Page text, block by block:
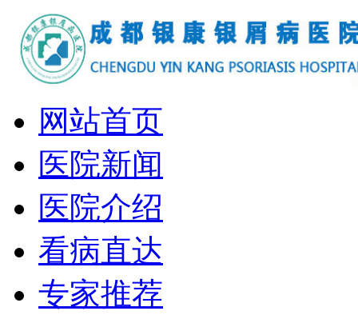
网站首页
医院新闻
医院介绍
看病直达
专家推荐